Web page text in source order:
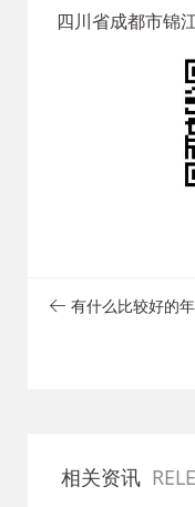
四川省成都市锦
有什么比较好的
相关资讯